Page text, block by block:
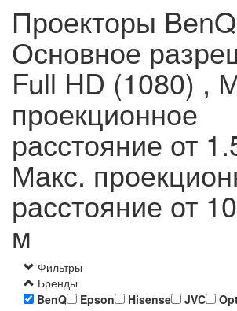
Проекторы
Основное
Full HD (1080) ,
проекционное
расстояние от
Макс.
расстояние от
м
Фильтры
Бренды
BenQ
Epson Hisense JVC